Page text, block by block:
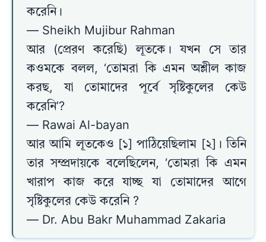
করেনি।
— Sheikh Mujibur Rahman
আর (প্রেরণ করেছি) লূতকে। যখন সে তার
কওমকে বলল, ‘তোমরা কি এমন অশ্লীল কাজ
করছ, যা তোমাদের পূর্বে সৃষ্টিকুলের কেউ
করেনি’?
— Rawai Al-bayan
আর আমি লূতকেও [১] পাঠিয়েছিলাম [২]। তিনি
তার সম্প্রদায়কে বলেছিলেন, ‘তোমরা কি এমন
খারাপ কাজ করে যাচ্ছ যা তোমাদের আগে
সৃষ্টিকুলের কেউ করেনি ?
— Dr. Abu Bakr Muhammad Zakaria